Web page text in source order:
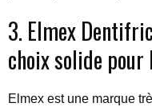
3. Elmex
choix solide
Elmex est une marque